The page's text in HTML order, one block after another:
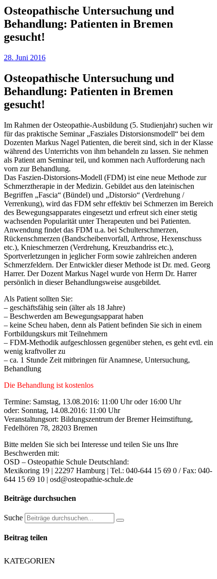
Osteopathische Untersuchung und
Behandlung: Patienten in Bremen
gesucht!
28. Juni 2016
Osteopathische Untersuchung und
Behandlung: Patienten in Bremen
gesucht!
Im Rahmen der Osteopathie-Ausbildung (5. Studienjahr) suchen wir
für das praktische Seminar „Fasziales Distorsionsmodell“ bei dem
Dozenten Markus Nagel Patienten, die bereit sind, sich in der Klasse
während des Unterrichts von ihm behandeln zu lassen. Sie nehmen
als Patient am Seminar teil, und kommen nach Aufforderung nach
vorn zur Behandlung.
Das Faszien-Distorsions-Modell (FDM) ist eine neue Methode zur
Schmerztherapie in der Medizin. Gebildet aus den lateinischen
Begriffen „Fascia“ (Bündel) und „Distorsio“ (Verdrehung /
Verrenkung), wird das FDM sehr effektiv bei Schmerzen im Bereich
des Bewegungsapparates eingesetzt und erfreut sich einer stetig
wachsenden Popularität unter Therapeuten und bei Patienten.
Anwendung findet das FDM u.a. bei Schulterschmerzen,
Rückenschmerzen (Bandscheibenvorfall, Arthrose, Hexenschuss
etc.), Knieschmerzen (Verdrehung, Kreuzbandriss etc.),
Sportverletzungen in jeglicher Form sowie zahlreichen anderen
Schmerzfeldern. Der Entwickler dieser Methode ist Dr. med. Georg
Harrer. Der Dozent Markus Nagel wurde von Herrn Dr. Harrer
persönlich in dieser Behandlungsweise ausgebildet.
Als Patient sollten Sie:
– geschäftsfähig sein (älter als 18 Jahre)
– Beschwerden am Bewegungsapparat haben
– keine Scheu haben, denn als Patient befinden Sie sich in einem
Fortbildungskurs mit Teilnehmern
– FDM-Methodik aufgeschlossen gegenüber stehen, es geht evtl. ein
wenig kraftvoller zu
– ca. 1 Stunde Zeit mitbringen für Anamnese, Untersuchung,
Behandlung
Die Behandlung ist kostenlos
Termine: Samstag, 13.08.2016: 11:00 Uhr oder 16:00 Uhr
oder: Sonntag, 14.08.2016: 11:00 Uhr
Veranstaltungsort: Bildungszentrum der Bremer Heimstiftung,
Fedelhören 78, 28203 Bremen
Bitte melden Sie sich bei Interesse und teilen Sie uns Ihre
Beschwerden mit:
OSD – Osteopathie Schule Deutschland:
Mexikoring 19 | 22297 Hamburg | Tel.: 040-644 15 69 0 / Fax: 040-
644 15 69 10 | osd@osteopathie-schule.de
Beiträge durchsuchen
Suche
Beitrag teilen
KATEGORIEN